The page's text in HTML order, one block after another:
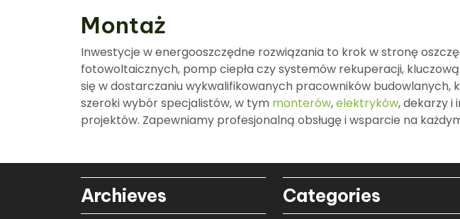
Montaż
Inwestycje w energooszczędne rozwiązania to krok w stronę
fotowoltaicznych, pomp ciepła czy systemów rekuperacji,
się w dostarczaniu wykwalifikowanych pracowników budowlanych,
szeroki wybór specjalistów, w tym monterów,elektryków, dekarzy
projektów. Zapewniamy profesjonalną obsługę i wsparcie na
Archieves Categories